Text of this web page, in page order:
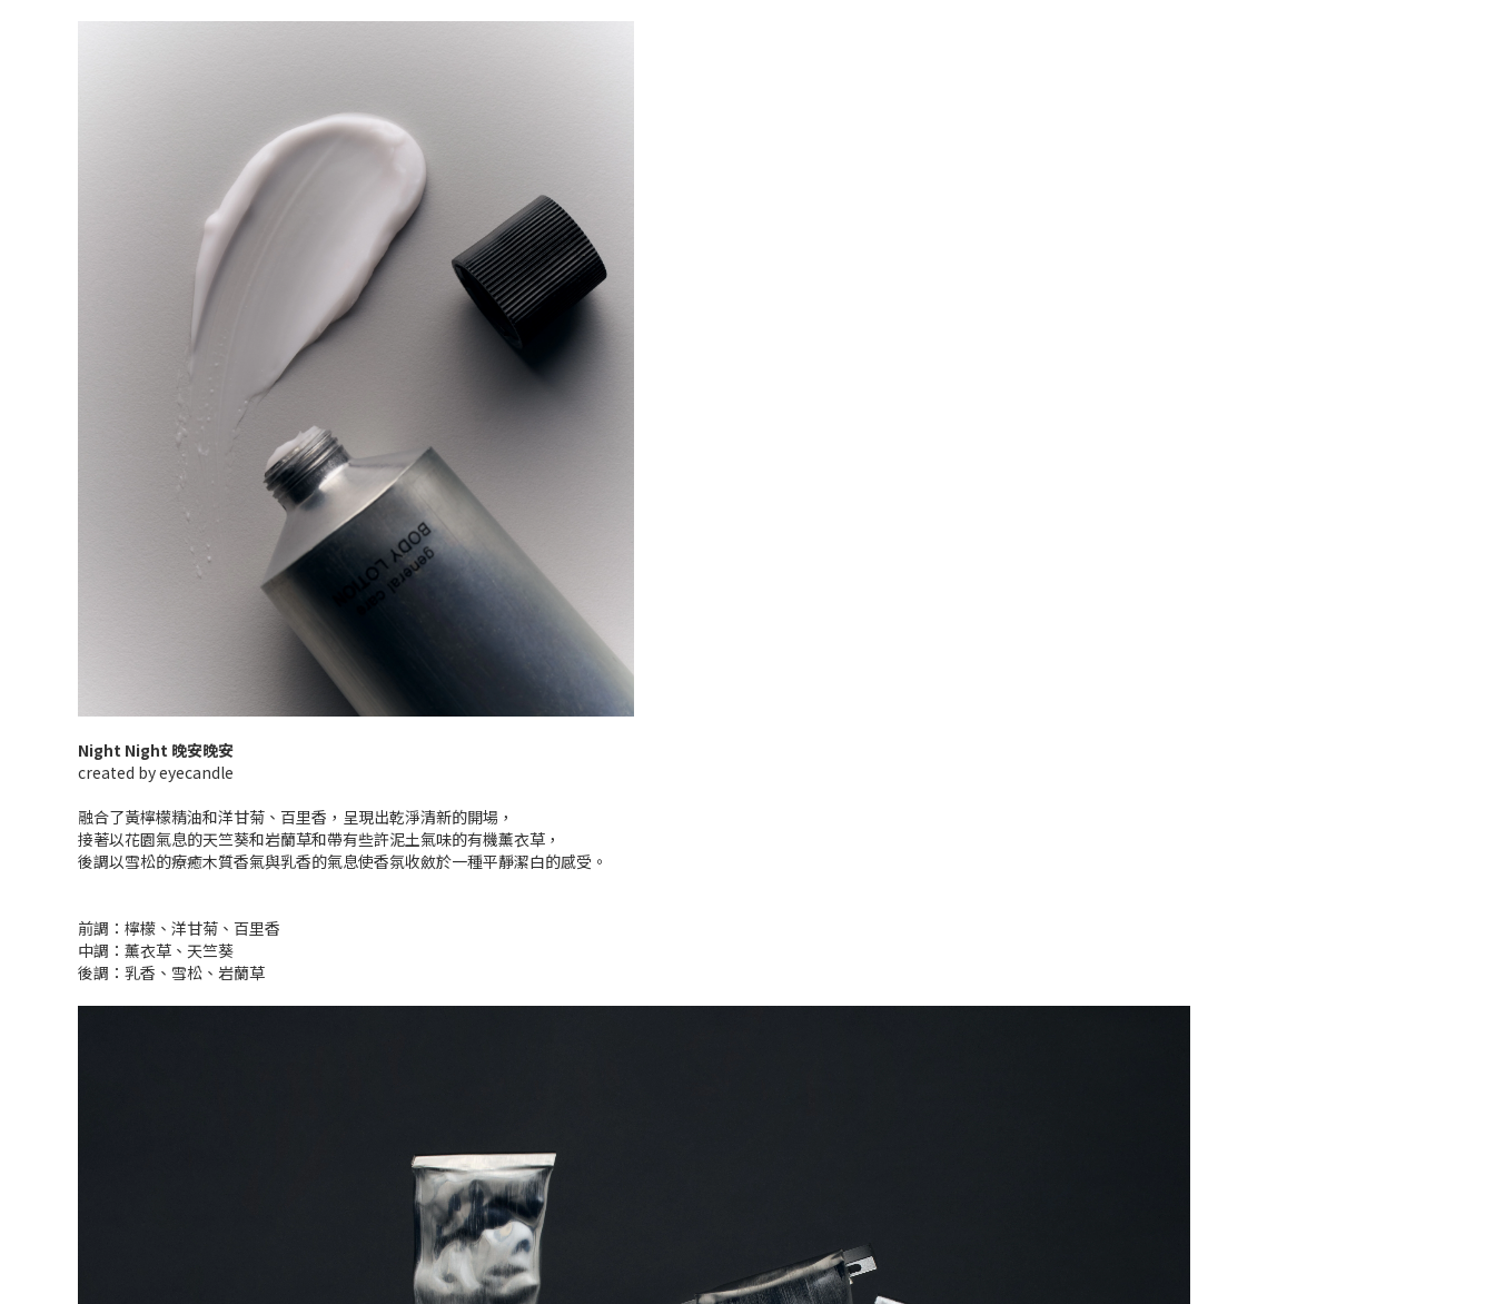
Night Night 晚安晚安
created by eyecandle
融合了黃檸檬精油和洋甘菊、百里香，呈現出乾淨清新的開場，
接著以花園氣息的天竺葵和岩蘭草和帶有些許泥土氣味的有機薰衣草，
後調以雪松的療癒木質香氣與乳香的氣息使香氛收斂於一種平靜潔白的感受。
前調：檸檬、洋甘菊、百里香
中調：薰衣草、天竺葵
後調：乳香、雪松、岩蘭草